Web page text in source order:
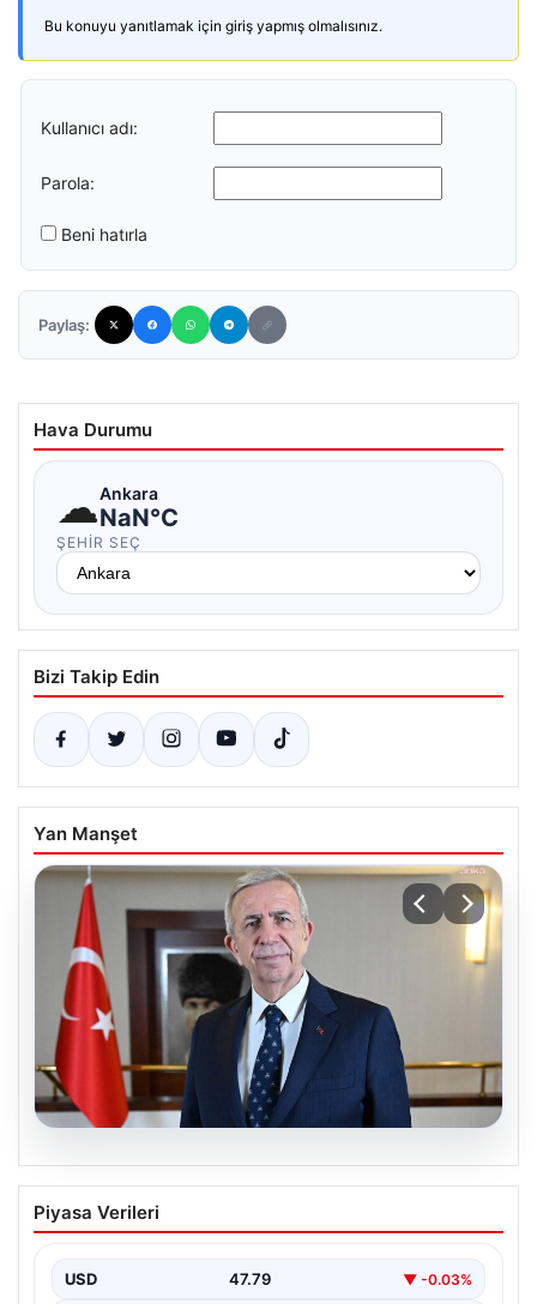
Bu konuyu yanıtlamak için giriş yapmış olmalısınız.
Kullanıcı adı:
Parola:
Beni hatırla
Paylaş:
Hava Durumu
☁Ankara
NaN°C
ŞEHIR SEÇ
Bizi Takip Edin
Yan Manşet
08.08.2026
Mansur Yavaş’tan Ata Çiftliği’ne Davet:
Doğa ile İç İçe Bir Gün Geçirmeye Davet
Yavaş, geçtiğimiz günlerde yaptığı açıklamayla
Ankaralıları Gölbaşı bölgesinde…
Piyasa Verileri
USD 47.79 ▼ -0.03%